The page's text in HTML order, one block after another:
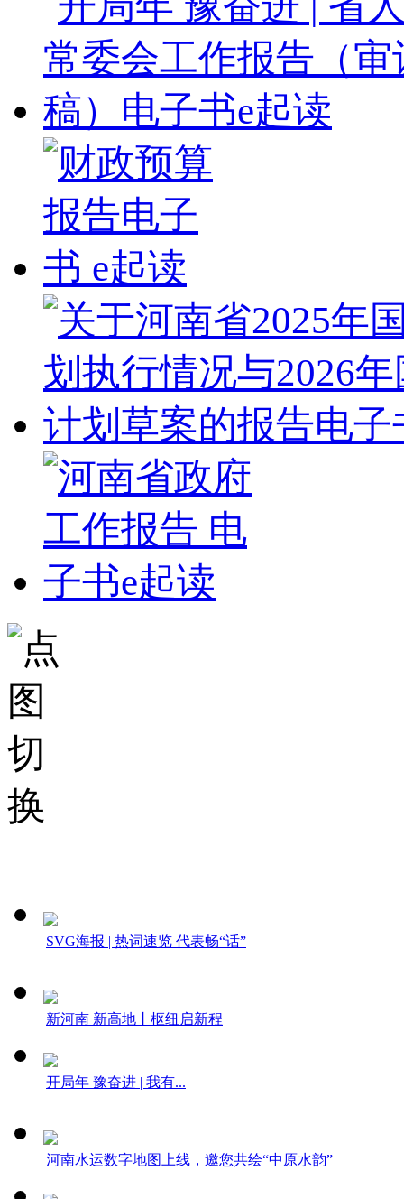
SVG海报 | 热词速览 代表畅“话”
新河南 新高地丨枢纽启新程
开局年 豫奋进 | 我有...
河南水运数字地图上线，邀您共绘“中原水韵”